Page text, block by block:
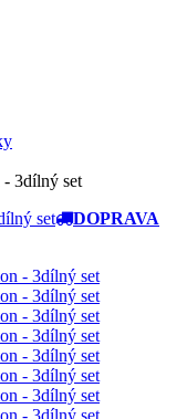
3dílný set
DOPRAVA